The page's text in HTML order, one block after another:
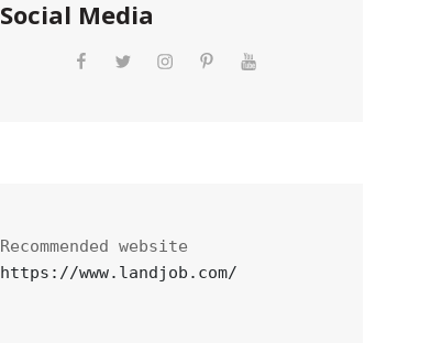
Social Media
https://www.landjob.com/